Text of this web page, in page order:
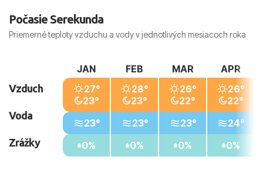
Počasie Serekunda
Priemerné teploty vzduchu a vody v jednotlivých mesiacoch roka
Vzduch
Voda
Zrážky
JAN
27°
23°
23°
0%
FEB
28°
23°
23°
0%
MAR
26°
22°
23°
0%
APR
26°
22°
24°
0%